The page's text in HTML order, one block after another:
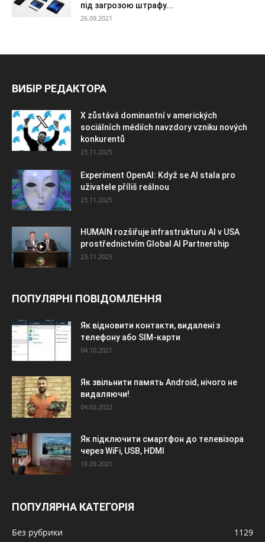
під загрозою штрафу...
26.09.2021
ВИБІР РЕДАКТОРА
X zůstává dominantní v amerických
sociálních médiích navzdory vzniku nových
konkurentů
23.11.2025
Experiment OpenAI: Když se AI stala pro
uživatele příliš reálnou
23.11.2025
HUMAIN rozšiřuje infrastrukturu AI v USA
prostřednictvím Global AI Partnership
23.11.2025
ПОПУЛЯРНІ ПОВІДОМЛЕННЯ
Як відновити контакти, видалені з
телефону або SIM-карти
04.10.2021
Як звільнити память Android, нічого не
видаляючи!
04.02.2022
Як підключити смартфон до телевізора
через WiFi, USB, HDMI
10.09.2021
ПОПУЛЯРНА КАТЕГОРІЯ
Без рубрики
1129